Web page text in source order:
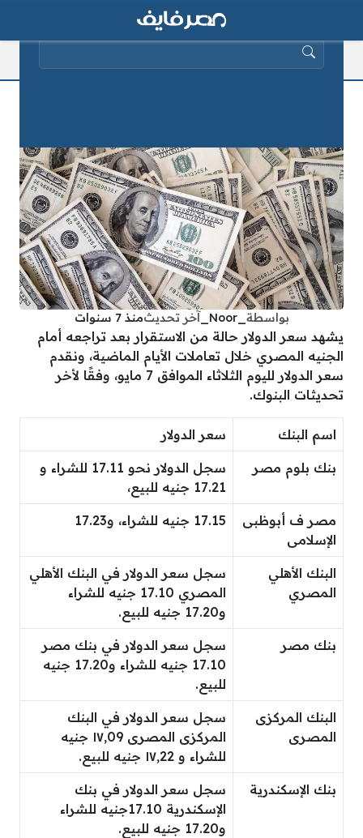
بواسطة _Noor_ آخر تحديثمنذ 7 سنوات
يشهد سعر الدولار حالة من الاستقرار بعد تراجعه أمام
الجنيه المصري خلال تعاملات الأيام الماضية، ونقدم
سعر الدولار لليوم الثلاثاء الموافق 7 مايو، وفقًا لأخر
تحديثات البنوك.
اسم البنك سعر الدولار
بنك بلوم مصر
سجل الدولار نحو 17.11 للشراء و
17.21 جنيه للبيع،
مصر ف أبوظبى
الإسلامى
17.15 جنيه للشراء، و17.23
البنك الأهلي
المصري
سجل سعر الدولار في البنك الأهلي
المصري 17.10 جنيه للشراء
و17.20 جنيه للبيع.
بنك مصر
سجل سعر الدولار في بنك مصر
17.10 جنيه للشراء و17.20 جنيه
للبيع.
البنك المركزى
المصرى
سجل سعر الدولار في البنك
المركزى المصرى ١٧٫09 جنيه
للشراء و ١٧٫22 جنيه للبيع.
بنك الإسكندرية
سجل سعر الدولار في بنك
الإسكندرية 17.10جنيه للشراء
و17.20 جنيه للبيع.
البحث عن: